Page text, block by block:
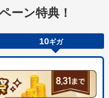
ーン特典！
10ギガ